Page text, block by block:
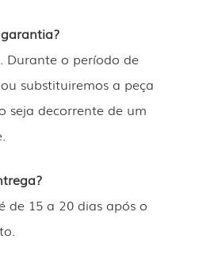
Durante o período de
substituiremos a peça
seja decorrente de um
de 15 a 20 dias após o